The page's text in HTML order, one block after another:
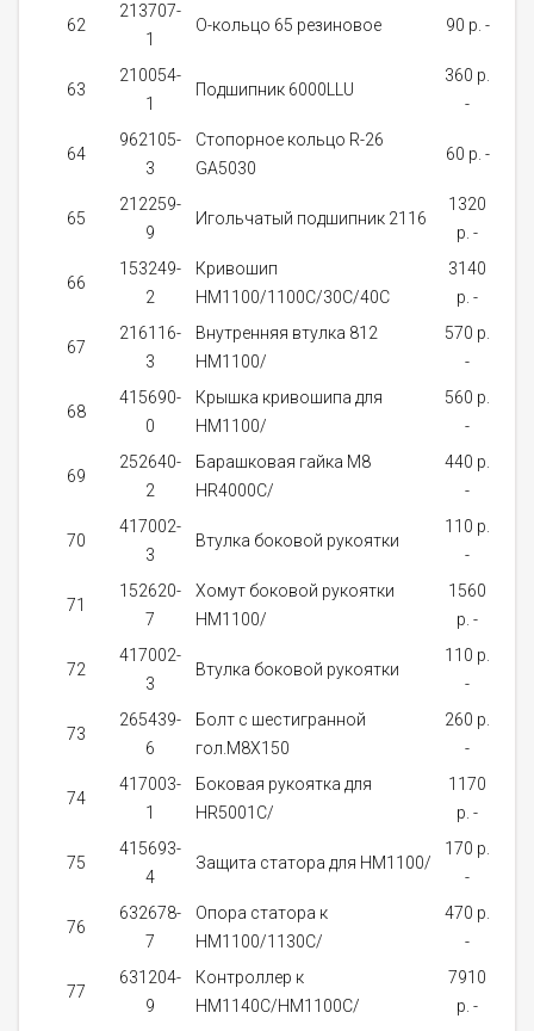
62
213707-
1
О-кольцо 65 резиновое 90 p. -
63
210054-
1
Подшипник 6000LLU
360 p.
-
64
962105-
3
Стопорное кольцо R-26
GA5030
60 p. -
65
212259-
9
Игольчатый подшипник 2116
1320
p. -
66
153249-
2
Кривошип
HM1100/1100C/30C/40C
3140
p. -
67
216116-
3
Внутренняя втулка 812
HM1100/
570 p.
-
68
415690-
0
Крышка кривошипа для
HM1100/
560 p.
-
69
252640-
2
Барашковая гайка M8
HR4000C/
440 p.
-
70
417002-
3
Втулка боковой рукоятки
110 p.
-
71
152620-
7
Хомут боковой рукоятки
HM1100/
1560
p. -
72
417002-
3
Втулка боковой рукоятки
110 p.
-
73
265439-
6
Болт с шестигранной
гол.M8X150
260 p.
-
74
417003-
1
Боковая рукоятка для
HR5001C/
1170
p. -
75
415693-
4
Защита статора для HM1100/
170 p.
-
76
632678-
7
Опора статора к
HM1100/1130С/
470 p.
-
77
631204-
9
Контроллер к
HM1140C/HM1100C/
7910
p. -